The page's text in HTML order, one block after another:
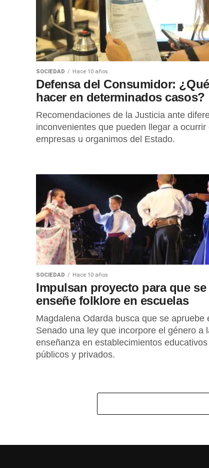
SOCIEDAD Hace 10 años
Defensa del Consumidor: ¿Qué
hacer en determinados casos?
Recomendaciones de la Justicia ante
inconvenientes que pueden llegar a ocurrir
empresas u organimos del Estado.
SOCIEDAD Hace 10 años
Impulsan proyecto para que se
enseñe folklore en escuelas
Magdalena Odarda busca que se apruebe
Senado una ley que incorpore el género a
enseñanza en establecimientos educativos
públicos y privados.